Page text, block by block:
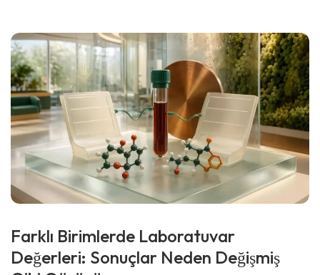
Farklı Birimlerde Laboratuvar
Değerleri: Sonuçlar Neden Değişmiş